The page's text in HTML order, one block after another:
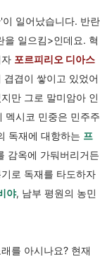
일어났습니다. 반란
을 일으킴>인데요. 혁
포르피리오 디아스
겹이 쌓이고 있었어
만 그로 말미암아 인
멕시코 민중은 민주주
독재에 대항하는 프
감옥에 가둬버리거든
로 독재를 타도하자
야, 남부 평원의 농민
를 아시나요? 현재